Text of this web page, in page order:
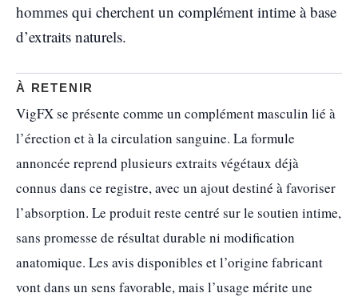
hommes qui cherchent un complément intime à base
d’extraits naturels.
À RETENIR
VigFX se présente comme un complément masculin lié à
l’érection et à la circulation sanguine. La formule
annoncée reprend plusieurs extraits végétaux déjà
connus dans ce registre, avec un ajout destiné à favoriser
l’absorption. Le produit reste centré sur le soutien intime,
sans promesse de résultat durable ni modification
anatomique. Les avis disponibles et l’origine fabricant
vont dans un sens favorable, mais l’usage mérite une